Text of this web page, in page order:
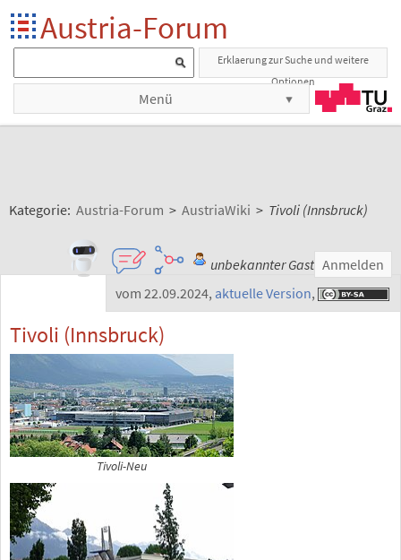
Austria-Forum
Erklaerung zur Suche und weitere
Optionen
Menü
Kategorie: Austria-Forum > AustriaWiki > Tivoli (Innsbruck)
unbekannter Gast Anmelden
vom 22.09.2024, aktuelle Version,
Tivoli (Innsbruck)
Tivoli-Neu